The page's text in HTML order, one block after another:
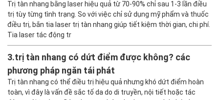
Trị tàn nhang bằng laser hiệu quả từ 70-90% chỉ sau 1-3 lần điều
trị tùy từng tình trạng. So với việc chỉ sử dụng mỹ phẩm và thuốc
điều trị, bắn tia laser trị tàn nhang giúp tiết kiệm thời gian, chi phí.
Tia laser tác động tr
3.trị tàn nhang có dứt điểm được không? các
phương pháp ngăn tái phát
Trị tàn nhang có thể điều trị hiệu quả nhưng khó dứt điểm hoàn
toàn, vì đây là vấn đề sắc tố da do di truyền, nội tiết hoặc tác